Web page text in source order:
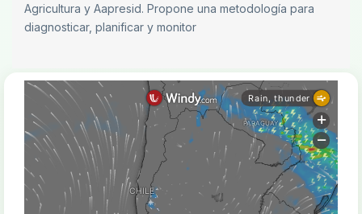
Agricultura y Aapresid. Propone una metodología para
diagnosticar, planificar y monitor